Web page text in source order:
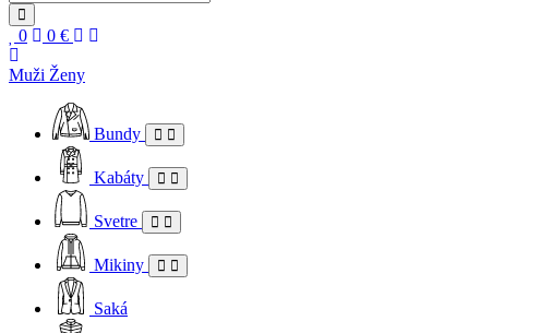
0 0 €
Muži Ženy
Bundy
Kabáty
Svetre
Mikiny
Saká